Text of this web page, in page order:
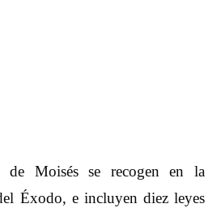
de Moisés se recogen en la
Éxodo, e incluyen diez leyes